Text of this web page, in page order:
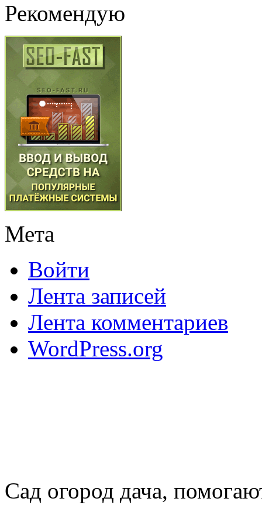
Рекомендую
Мета
Войти
Лента записей
Лента комментариев
WordPress.org
Сад огород дача,